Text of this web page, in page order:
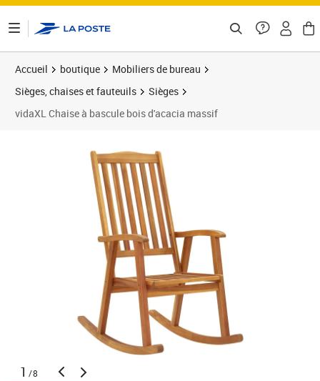
Accueil boutique
Mobiliers de bureau
Sièges, chaises et fauteuils
Sièges
vidaXL Chaise à bascule bois d'acacia massif
1 /8